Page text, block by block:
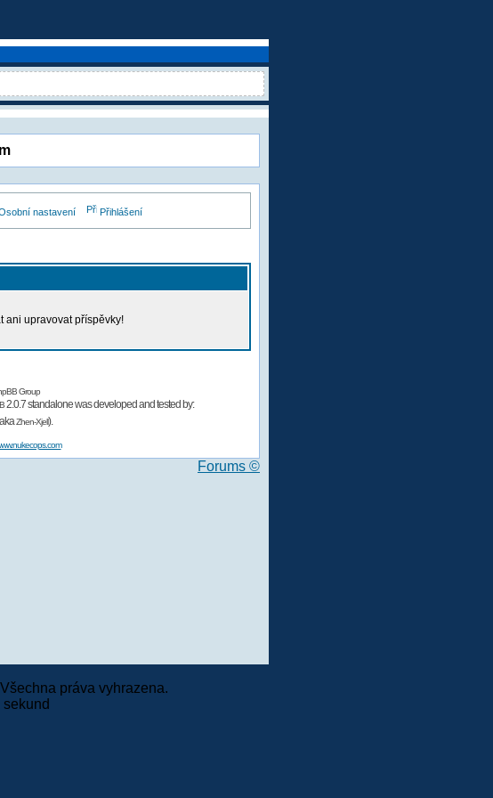
nastavení Přihlášení
ani upravovat příspěvky!
Group
2.0.7 standalone was developed and tested by:
Zhen-Xjell).
Forums ©
práva vyhrazena.